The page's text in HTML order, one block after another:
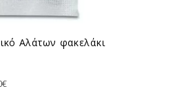
Αλάτων φακελάκι